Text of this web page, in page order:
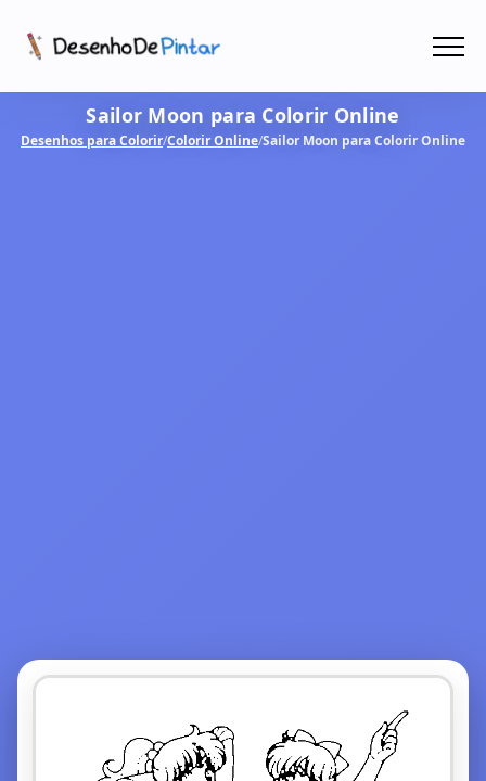
Coletâneas de Desenhos - PDF
Sailor Moon para Colorir Online
Desenhos para Colorir/Colorir Online/Sailor Moon para Colorir Online